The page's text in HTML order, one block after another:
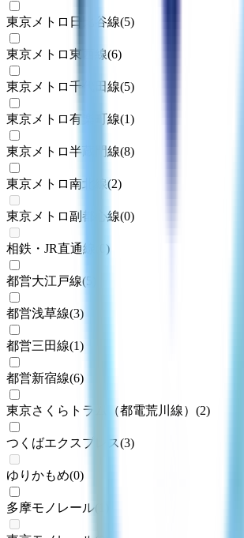
東京メトロ日比谷線(5)
東京メトロ東西線(6)
東京メトロ千代田線(5)
東京メトロ有楽町線(1)
東京メトロ半蔵門線(8)
東京メトロ南北線(2)
東京メトロ副都心線(0)
相鉄・JR直通線 )
都営大江戸線(5
都営浅草線(3)
都営三田線(1)
都営新宿線(6)
東京さくらトラム（都電荒川線） (2)
つくばエクスプレス(3)
ゆりかもめ(0)
多摩モノレール